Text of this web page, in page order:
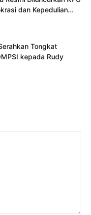
dan Kepedulian...
Tongkat
kepada Rudy